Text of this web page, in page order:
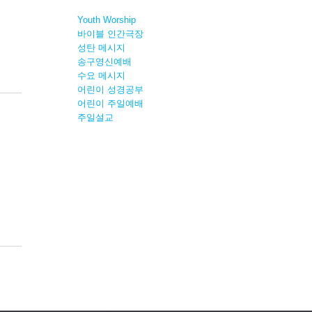
Youth Worship
바이블 인간극장
성탄 메시지
송구영신예배
수요 메시지
어린이 성경공부
어린이 주일예배
주일설교